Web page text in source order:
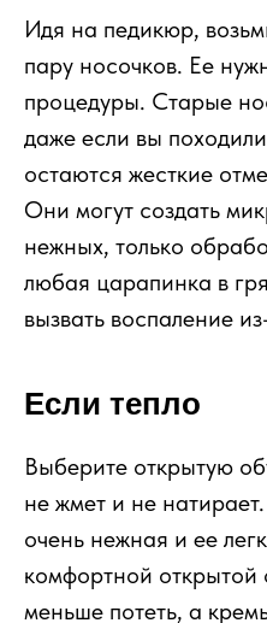
Идя на педикюр,
пару носочков. Ее
процедуры. Старые
даже если вы
остаются жесткие
Они могут создать
нежных, только
любая царапинка в
вызвать воспаление
Если тепло
Выберите открытую
не жмет и не
очень нежная и ее
комфортной открытой
меньше потеть, а